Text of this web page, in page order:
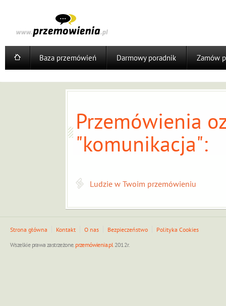
Baza przemówień Darmowy poradnik Zamów
Przemówienia
"komunikacja":
Ludzie w Twoim przemówieniu
Strona główna Kontakt O nas Bezpieczeństwo
Polityka Cookies
Wszelkie prawa zastrzeżone. przemówienia.pl2012r.